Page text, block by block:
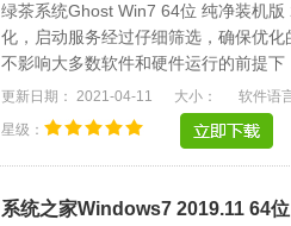
绿茶系统Ghost Win7 64位 纯净装机
化，启动服务经过仔细筛选，确保优
不影响大多数软件和硬件运行的前提
电脑和Explorer.....
更新日期： 2021-04-11 大小：
软件语
星级：
系统之家Windows7 2019.11 64